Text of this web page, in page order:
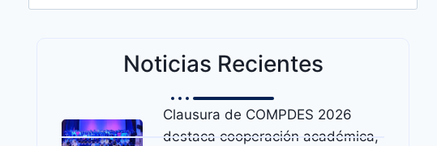
Noticias Recientes
Clausura de COMPDES 2026
destaca cooperación académica,